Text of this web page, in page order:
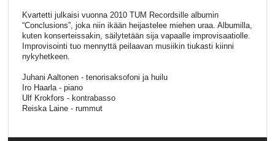
Kvartetti julkaisi vuonna 2010 TUM Recordsille albumin
“Conclusions”, joka niin ikään heijastelee miehen uraa. Albumilla,
kuten konserteissakin, säilytetään sija vapaalle improvisaatiolle.
Improvisointi tuo mennyttä peilaavan musiikin tiukasti kiinni
nykyhetkeen.
Juhani Aaltonen - tenorisaksofoni ja huilu
Iro Haarla - piano
Ulf Krokfors - kontrabasso
Reiska Laine - rummut